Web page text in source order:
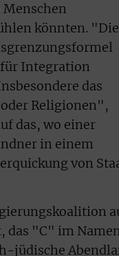
könnten. "Die
Integration
das
Religionen",
das, wo einer
in einem
von
das "C" im
jüdische